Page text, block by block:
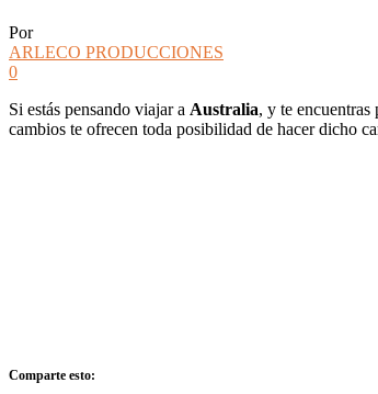
Por
ARLECO PRODUCCIONES
0
Si estás pensando viajar a Australia, y te
cambios te ofrecen toda posibilidad de hacer dicho
Comparte esto: